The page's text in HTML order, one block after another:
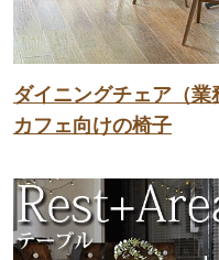
ダイニングチェア（
カフェ向けの椅子